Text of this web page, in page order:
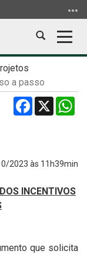
Abrir
a passo
Facebook
X
2023 às 11h39min
INCENTIVOS
que solicita